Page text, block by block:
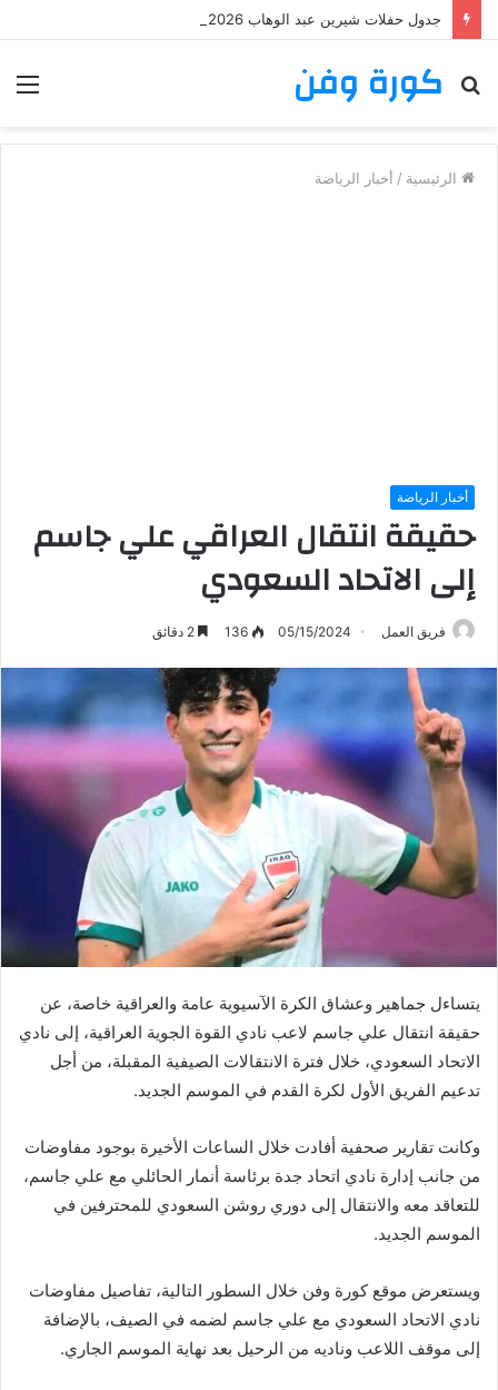
كورة وفن
بحث
الرئيسية / أخبار الرياضة
أخبار الرياضة
حقيقة انتقال العراقي علي جاسم
إلى الاتحاد السعودي
فريق العمل 05/15/2024
136
يتساءل جماهير وعشاق الكرة الآسيوية عامة والعراقية خاصة، عن
حقيقة انتقال علي جاسم لاعب نادي القوة الجوية العراقية، إلى نادي
الاتحاد السعودي، خلال فترة الانتقالات الصيفية المقبلة، من أجل
تدعيم الفريق الأول لكرة القدم في الموسم الجديد.
وكانت تقارير صحفية أفادت خلال الساعات الأخيرة بوجود مفاوضات
من جانب إدارة نادي اتحاد جدة برئاسة أنمار الحائلي مع علي جاسم،
للتعاقد معه والانتقال إلى دوري روشن السعودي للمحترفين في
الموسم الجديد.
ويستعرض موقع كورة وفن خلال السطور التالية، تفاصيل مفاوضات
نادي الاتحاد السعودي مع علي جاسم لضمه في الصيف، بالإضافة
إلى موقف اللاعب وناديه من الرحيل بعد نهاية الموسم الجاري.